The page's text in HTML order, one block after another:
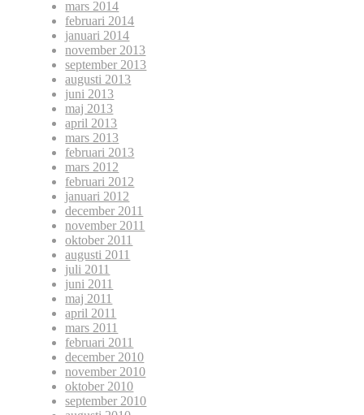
mars 2014
februari 2014
januari 2014
november 2013
september 2013
augusti 2013
juni 2013
maj 2013
april 2013
mars 2013
februari 2013
mars 2012
februari 2012
januari 2012
december 2011
november 2011
oktober 2011
augusti 2011
juli 2011
juni 2011
maj 2011
april 2011
mars 2011
februari 2011
december 2010
november 2010
oktober 2010
september 2010